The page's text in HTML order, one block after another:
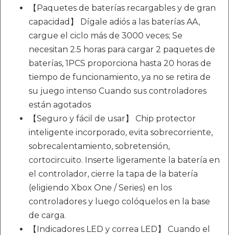
【Paquetes de baterías recargables y de gran
capacidad】 Dígale adiós a las baterías AA,
cargue el ciclo más de 3000 veces; Se
necesitan 2.5 horas para cargar 2 paquetes de
baterías, 1PCS proporciona hasta 20 horas de
tiempo de funcionamiento, ya no se retira de
su juego intenso Cuando sus controladores
están agotados
【Seguro y fácil de usar】 Chip protector
inteligente incorporado, evita sobrecorriente,
sobrecalentamiento, sobretensión,
cortocircuito. Inserte ligeramente la batería en
el controlador, cierre la tapa de la batería
(eligiendo Xbox One / Series) en los
controladores y luego colóquelos en la base
de carga.
【Indicadores LED y correa LED】 Cuando el